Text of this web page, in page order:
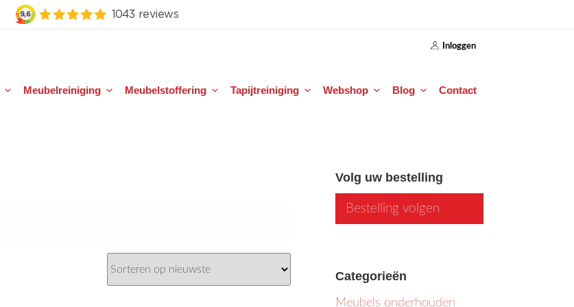
Inloggen
Meubelreiniging Meubelstoffering Tapijtreiniging Webshop Blog Contact
Volg uw bestelling
Bestelling volgen
Categorieën
Meubels onderhouden